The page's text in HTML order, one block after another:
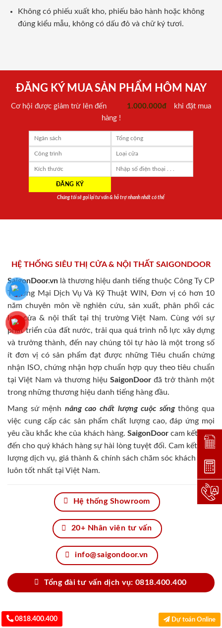
Không có phiếu xuất kho, phiếu bảo hành hoặc không
đúng kiểu mẫu, không có dấu đỏ và chữ ký tươi.
ĐĂNG KÝ MUA SẢN PHẨM HÔM NAY
Cơ hội được giảm trừ lên đến 1.000.000đ
khi đặt mua
hàng !
Chúng tôi sẽ gọi lại tư vấn & hỗ trợ nhanh nhất có thể
HỆ THỐNG SIÊU THỊ CỬA & NỘI THẤT SAIGONDOOR
SaigonDoor.vn là thương hiệu danh tiếng thuộc Công Ty CP
Thương Mại Dịch Vụ Và Kỹ Thuật WIN, Đơn vị có hơn 10
năm chuyên môn về nghiên cứu, sản xuất, phân phối các
loại cửa & nội thất tại thị trường Việt Nam. Cùng với sự
phát triển của đất nước, trải qua quá trình nỗ lực xây dựng
và trưởng thành, đến nay chúng tôi tự hào là một trong số
ít đơn vị có sản phẩm đạt được những Tiêu chuẩn chứng
nhận ISO, chứng nhận hợp chuẩn hợp quy theo tiêu chuẩn
tại Việt Nam và thương hiệu SaigonDoor đã trở thành một
trong những thương hiệu danh tiếng hàng đầu.
Mang sứ mệnh nâng cao chất lượng cuộc sốngthông qua
việc cung cấp các sản phẩm chất lượng cao, đáp ứng mọi
yêu cầu khắc khe của khách hàng. SaigonDoorcam kết đem
đến cho quý khách hàng sự hài lòng tuyệt đối. Cam kết chất
lượng dịch vụ, giá thành & chính sách chăm sóc khách hàng
luôn tốt nhất tại Việt Nam.
Hệ thống Showroom
20+ Nhân viên tư vấn
info@saigondoor.vn
Tổng đài tư vấn dịch vụ: 0818.400.400
0818.400.400 Dự toán Online
Đặt
Dự